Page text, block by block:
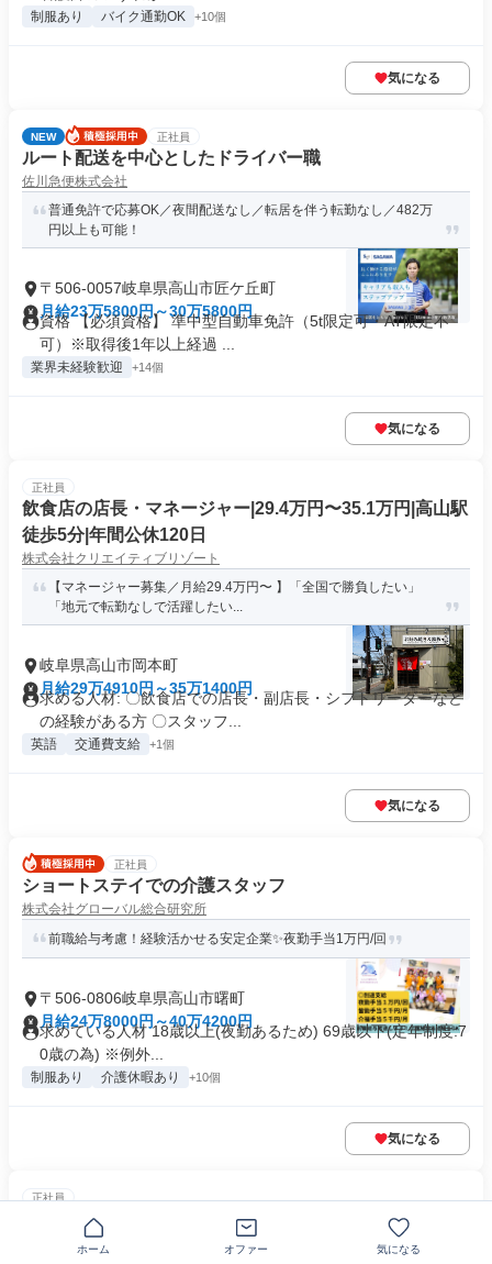
制服あり バイク通勤OK +10個
気になる
NEW 正社員
ルート配送を中心としたドライバー職
佐川急便株式会社
普通免許で応募OK／夜間配送なし／転居を伴う転勤なし／482万
円以上も可能！
〒506-0057岐阜県高山市匠ケ丘町
月給23万5800円～30万5800円
資格 【必須資格】 準中型自動車免許（5t限定可・AT限定不
可）※取得後1年以上経過 ...
業界未経験歓迎 +14個
気になる
正社員
飲食店の店長・マネージャー|29.4万円〜35.1万円|高山駅
徒歩5分|年間公休120日
株式会社クリエイティブリゾート
【マネージャー募集／月給29.4万円〜 】「全国で勝負したい」
「地元で転勤なしで活躍したい...
岐阜県高山市岡本町
月給29万4910円～35万1400円
求める人材: 〇飲食店での店長・副店長・シフトリーダーなど
の経験がある方 〇スタッフ...
英語 交通費支給 +1個
気になる
正社員
ショートステイでの介護スタッフ
株式会社グローバル総合研究所
前職給与考慮！経験活かせる安定企業✨️夜勤手当1万円/回
〒506-0806岐阜県高山市曙町
月給24万8000円～40万4200円
求めている人材 18歳以上(夜勤あるため) 69歳以下(定年制度:7
0歳の為) ※例外...
制服あり 介護休暇あり +10個
気になる
正社員
食品を運ぶ配送ドライバー
株式会社エスラインヒダ
ホーム オファー 気になる